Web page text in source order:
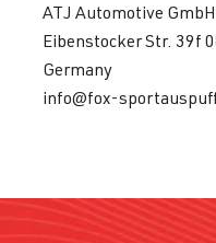
ATJ Automotive GmbH
Eibenstocker Str. 39f
Germany
info@fox-